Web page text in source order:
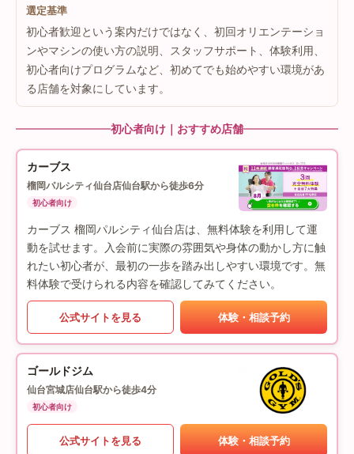
選定基準
初心者歓迎という案内だけではなく、初回オリエンテーショ
ンやマシンの使い方の説明、スタッフサポート、体験利用、
初心者向けプログラムなど、初めてでも始めやすい環境があ
る店舗を対象にしています。
初心者向け｜おすすめ店舗
カーブス
榴岡パルシティ仙台店仙台駅から徒歩6分
初心者向け
カーブス 榴岡パルシティ仙台店は、無料体験を利用して運
動を試せます。入会前に実際の雰囲気や身体の動かし方に触
れたい初心者が、最初の一歩を踏み出しやすい環境です。無
料体験で受けられる内容を確認してみてください。
公式サイトを見る 体験・相談予約
ゴールドジム
仙台宮城店仙台駅から徒歩4分
初心者向け
公式サイトを見る 体験・相談予約